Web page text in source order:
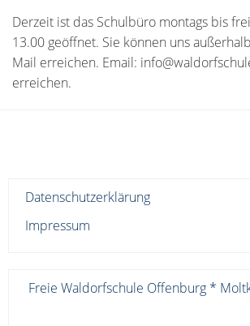
Derzeit ist das Schulbüro montags bis
13.00 geöffnet. Sie können uns
Mail erreichen. Email:
erreichen.
Datenschutzerklärung
Impressum
Freie Waldorfschule Offenburg *